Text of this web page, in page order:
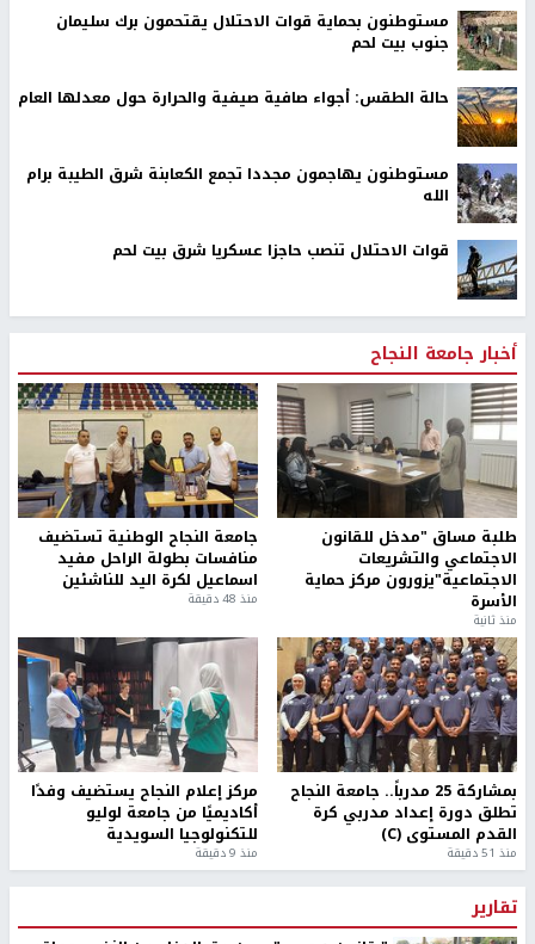
مستوطنون بحماية قوات الاحتلال يقتحمون برك سليمان
جنوب بيت لحم
حالة الطقس: أجواء صافية صيفية والحرارة حول معدلها العام
مستوطنون يهاجمون مجددا تجمع الكعابنة شرق الطيبة برام
الله
قوات الاحتلال تنصب حاجزا عسكريا شرق بيت لحم
أخبار جامعة النجاح
طلبة مساق "مدخل للقانون
الاجتماعي والتشريعات
الاجتماعية"يزورون مركز حماية
الأسرة
منذ ثانية
جامعة النجاح الوطنية تستضيف
منافسات بطولة الراحل مفيد
اسماعيل لكرة اليد للناشئين
منذ 48 دقيقة
بمشاركة 25 مدرباً.. جامعة النجاح
تطلق دورة إعداد مدربي كرة
القدم المستوى (C)
منذ 51 دقيقة
مركز إعلام النجاح يستضيف وفدًا
أكاديميًا من جامعة لوليو
للتكنولوجيا السويدية
منذ 9 دقيقة
تقارير